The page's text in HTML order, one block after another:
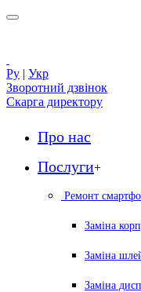
Ру | Укр
Зворотний дзвінок
Скарга директору
Про нас
Послуги+
Ремонт
Заміна
Заміна
Заміна